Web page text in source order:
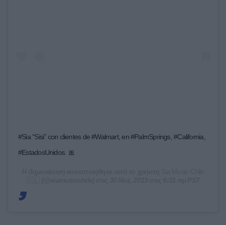
#Sia “Sisi” con clientes de #Walmart, en #PalmSprings, #California,
#EstadosUnidos. 🎀